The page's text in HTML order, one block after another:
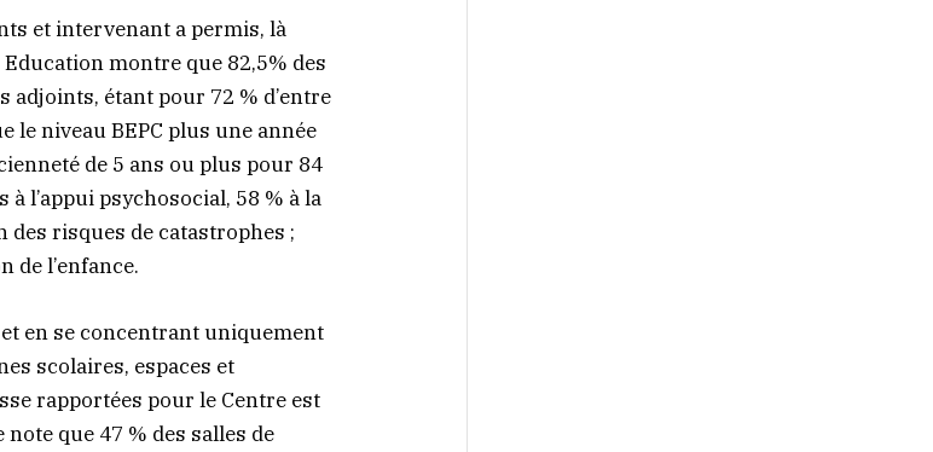
et intervenant a permis, là
montre que 82,5% des
étant pour 72 % d’entre
le niveau BEPC plus une année
de 5 ans ou plus pour 84
l’appui psychosocial, 58 % à la
risques de catastrophes ;
de l’enfance.
en se concentrant uniquement
scolaires, espaces et
rapportées pour le Centre est
que 47 % des salles de